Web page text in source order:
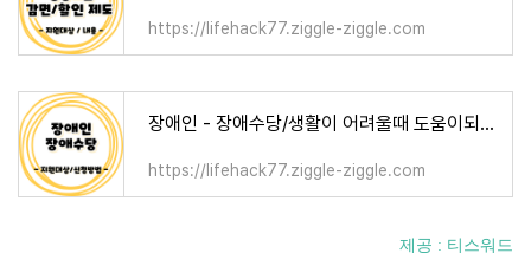
https://lifehack77.ziggle-ziggle.com
장애인 - 장애수당/생활이 어려울때 도움이되는 지원정책
https://lifehack77.ziggle-ziggle.com
제공 : 티스워드